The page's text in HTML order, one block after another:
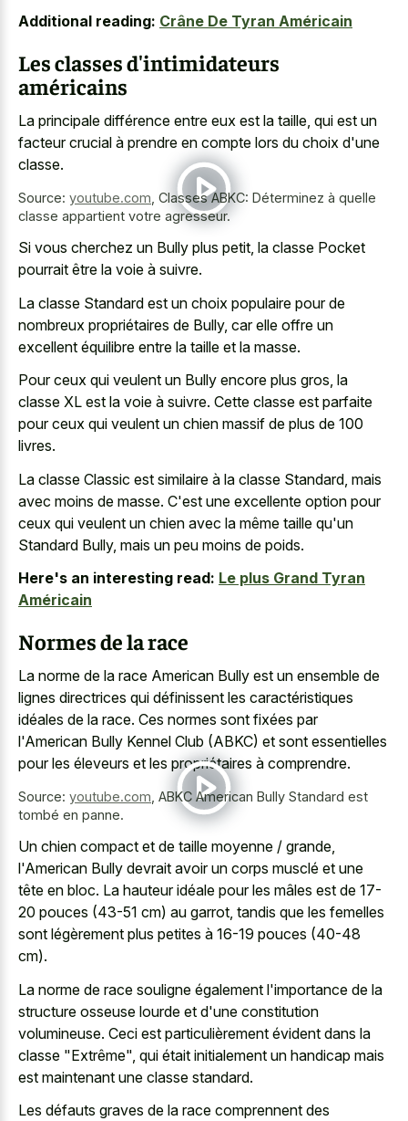
Additional reading: Crâne De Tyran Américain
Les classes d'intimidateurs
américains
La principale différence entre eux est la taille, qui est un
facteur crucial à prendre en compte lors du choix d'une
classe.
Source: youtube.com Classes ABKC: Déterminez à quelle
classe appartient votre agresseur.
Si vous cherchez un Bully plus petit, la classe Pocket
pourrait être la voie à suivre.
La classe Standard est un choix populaire pour de
nombreux propriétaires de Bully, car elle offre un
excellent équilibre entre la taille et la masse.
Pour ceux qui veulent un Bully encore plus gros, la
classe XL est la voie à suivre. Cette classe est parfaite
pour ceux qui veulent un chien massif de plus de 100
livres.
La classe Classic est similaire à la classe Standard, mais
avec moins de masse. C'est une excellente option pour
ceux qui veulent un chien avec la même taille qu'un
Standard Bully, mais un peu moins de poids.
Here's an interesting read: Le plus Grand Tyran
Américain
Normes de la race
La norme de la race American Bully est un ensemble de
lignes directrices qui définissent les caractéristiques
idéales de la race. Ces normes sont fixées par
l'American Bully Kennel Club (ABKC) et sont essentielles
pour les éleveurs et les propriétaires à comprendre.
Source: youtube.com ABKC American Bully Standard est
tombé en panne.
Un chien compact et de taille moyenne / grande,
l'American Bully devrait avoir un corps musclé et une
tête en bloc. La hauteur idéale pour les mâles est de 17-
20 pouces (43-51 cm) au garrot, tandis que les femelles
sont légèrement plus petites à 16-19 pouces (40-48
cm).
La norme de race souligne également l'importance de la
structure osseuse lourde et d'une constitution
volumineuse. Ceci est particulièrement évident dans la
classe "Extrême", qui était initialement un handicap mais
est maintenant une classe standard.
Les défauts graves de la race comprennent des